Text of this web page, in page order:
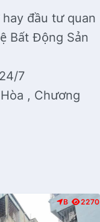
đầu tư quan
Bất Động Sản
7
, Chương
B 2270